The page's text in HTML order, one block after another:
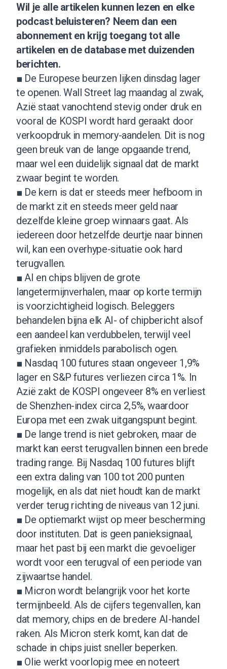
Wil je alle artikelen kunnen lezen en elke
podcast beluisteren? Neem dan een
abonnementen krijg toegang tot alle
artikelen en de database met duizenden
berichten.
■ De Europese beurzen lijken dinsdag lager
te openen. Wall Street lag maandag al zwak,
Azië staat vanochtend stevig onder druk en
vooral de KOSPI wordt hard geraakt door
verkoopdruk in memory-aandelen. Dit is nog
geen breuk van de lange opgaande trend,
maar wel een duidelijk signaal dat de markt
zwaar begint te worden.
■ De kern is dat er steeds meer hefboom in
de markt zit en steeds meer geld naar
dezelfde kleine groep winnaars gaat. Als
iedereen door hetzelfde deurtje naar binnen
wil, kan een overhype-situatie ook hard
terugvallen.
■ AI en chips blijven de grote
langetermijnverhalen, maar op korte termijn
is voorzichtigheid logisch. Beleggers
behandelen bijna elk AI- of chipbericht alsof
een aandeel kan verdubbelen, terwijl veel
grafieken inmiddels parabolisch ogen.
■ Nasdaq 100 futures staan ongeveer 1,9%
lager en S&P futures verliezen circa 1%. In
Azië zakt de KOSPI ongeveer 8% en verliest
de Shenzhen-index circa 2,5%, waardoor
Europa met een zwak uitgangspunt begint.
■ De lange trend is niet gebroken, maar de
markt kan eerst terugvallen binnen een brede
trading range. Bij Nasdaq 100 futures blijft
een extra daling van 100 tot 200 punten
mogelijk, en als dat niet houdt kan de markt
verder terug richting de niveaus van 12 juni.
■ De optiemarkt wijst op meer bescherming
door instituten. Dat is geen panieksignaal,
maar het past bij een markt die gevoeliger
wordt voor een terugval of een periode van
zijwaartse handel.
■ Micron wordt belangrijk voor het korte
termijnbeeld. Als de cijfers tegenvallen, kan
dat memory, chips en de bredere AI-handel
raken. Als Micron sterk komt, kan dat de
schade in chips juist sneller beperken.
■ Olie werkt voorlopig mee en noteert